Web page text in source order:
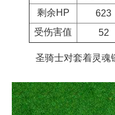
剩余HP 623
受伤害值 52
圣骑士对套着灵魂